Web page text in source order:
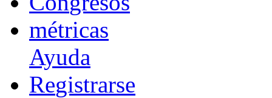
métricas
Ayuda
Registrarse